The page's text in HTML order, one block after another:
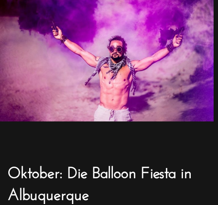
Oktober: Die Balloon Fiesta in
Albuquerque